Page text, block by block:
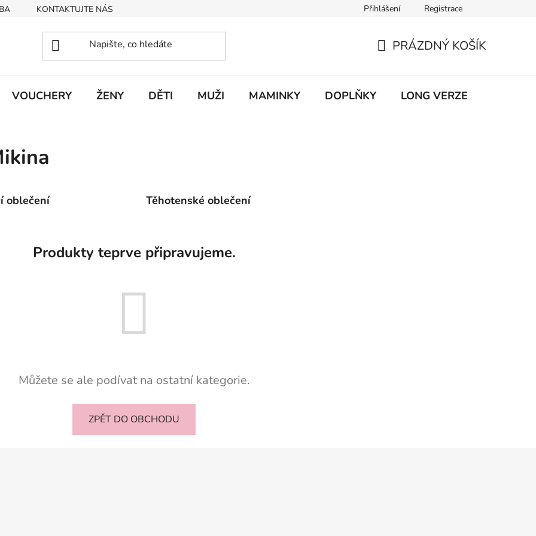
KONTAKTUJTE NÁS Podmínky ochrany osobních údajůPřihlášení Registrace
KOŠÍK
PRÁZDNÝ KOŠÍK
VOUCHERY ŽENY DĚTI MUŽI MAMINKY DOPLŇKY LONG VERZE
oblečení Těhotenské oblečení
Produkty teprve připravujeme.
Můžete se ale podívat na ostatní kategorie.
ZPĚT DO OBCHODU